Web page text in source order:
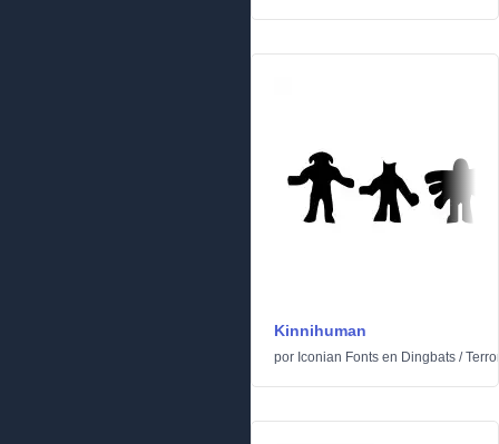
Kinnihuman
por Iconian Fonts en Dingbats /